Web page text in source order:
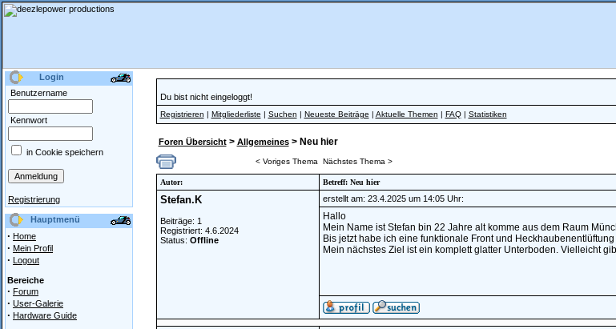
Login
Benutzername
Kennwort
in Cookie speichern
Registrierung
Hauptmenü
· Home
· Mein Profil
· Logout
Bereiche
· Forum
· User-Galerie
· Hardware Guide
Du bist nicht eingeloggt!
Registrieren | Mitgliederliste | Suchen | Neueste Beiträge | Aktuelle Themen | FAQ| Statistiken
Foren Übersicht> Allgemeines> Neu hier
< Voriges Thema Nächstes Thema >
Autor: Betreff: Neu hier
Stefan.K
Beiträge: 1
Registriert: 4.6.2024
Status: Offline
erstellt am: 23.4.2025 um 14:05 Uhr:
Hallo
Mein Name ist Stefan bin 22 Jahre alt komme aus dem Raum
Bis jetzt habe ich eine funktionale Front und
Mein nächstes Ziel ist ein komplett glatter Unterboden. Vielleicht